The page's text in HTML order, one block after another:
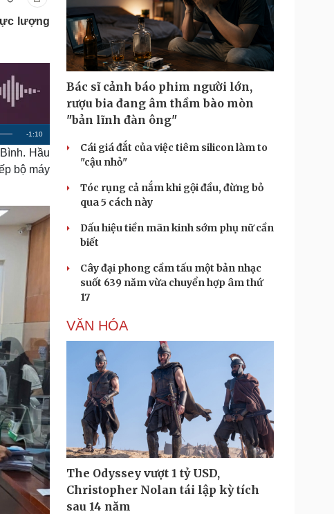
Thông tin doanh nghiệp
Doanh nghiệp 24h
Doanh nhân
Vì cộng đồng
Sành điệu
Tin Công nghệ
Trải nghiệm
Chuyển đổi số
Du lịch
Săn Tour
Podcast
Đọc truyện đêm khuya
Cửa sổ tình yêu
Kể chuyện cho bé
lượng
R
m
n
m
e
-1:10
Hầu
bộ máy
Bác sĩ cảnh báo phim người lớn,
rượu bia đang âm thầm bào mòn
"bản lĩnh đàn ông"
Cái giá đắt của việc tiêm silicon làm to
"cậu nhỏ"
Tóc rụng cả nắm khi gội đầu, đừng bỏ
qua 5 cách này
Dấu hiệu tiền mãn kinh sớm phụ nữ cần
biết
Cây đại phong cầm tấu một bản nhạc
suốt 639 năm vừa chuyển hợp âm thứ
17
VĂN HÓA
The Odyssey vượt 1 tỷ USD,
Christopher Nolan tái lập kỳ tích
sau 14 năm